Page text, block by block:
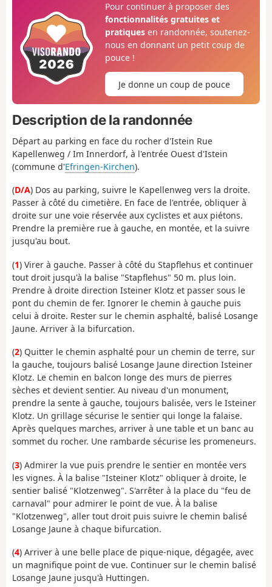
Pour continuer à proposer des
fonctionnalités gratuites et
pratiquesen randonnée, soutenez-
nous en donnant un petit coup de
pouce !
Je donne un coup de pouce
Description de la randonnée
Départ au parking en face du rocher d'Istein Rue
Kapellenweg / Im Innerdorf, à l'entrée Ouest d'Istein
(commune d'Efringen-Kirchen).
(D/A) Dos au parking, suivre le Kapellenweg vers la droite.
Passer à côté du cimetière. En face de l'entrée, obliquer à
droite sur une voie réservée aux cyclistes et aux piétons.
Prendre la première rue à gauche, en montée, et la suivre
jusqu'au bout.
(1) Virer à gauche. Passer à côté du Stapflehus et continuer
tout droit jusqu'à la balise "Stapflehus" 50 m. plus loin.
Prendre à droite direction Isteiner Klotz et passer sous le
pont du chemin de fer. Ignorer le chemin à gauche puis
celui à droite. Rester sur le chemin asphalté, balisé Losange
Jaune. Arriver à la bifurcation.
(2) Quitter le chemin asphalté pour un chemin de terre, sur
la gauche, toujours balisé Losange Jaune direction Isteiner
Klotz. Le chemin en balcon longe des murs de pierres
sèches et devient sentier. Au niveau d'un monument,
prendre la sente à gauche, toujours balisée, vers le Isteiner
Klotz. Un grillage sécurise le sentier qui longe la falaise.
Après quelques marches, arriver à une table et un banc au
sommet du rocher. Une rambarde sécurise les promeneurs.
(3) Admirer la vue puis prendre le sentier en montée vers
les vignes. À la balise "Isteiner Klotz" obliquer à droite, le
sentier balisé "Klotzenweg". S'arrêter à la place du "feu de
carnaval" pour admirer le point de vue. À la balise
"Klotzenweg", aller tout droit puis suivre le chemin balisé
Losange Jaune à chaque bifurcation.
(4) Arriver à une belle place de pique-nique, dégagée, avec
un magnifique point de vue. Continuer sur le chemin balisé
Losange Jaune jusqu'à Huttingen.